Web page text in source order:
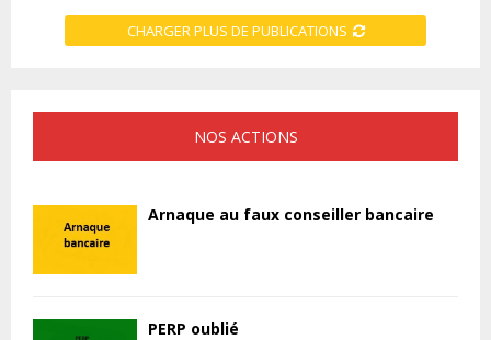
CHARGER PLUS DE PUBLICATIONS
NOS ACTIONS
Arnaque au faux conseiller bancaire
PERP oublié